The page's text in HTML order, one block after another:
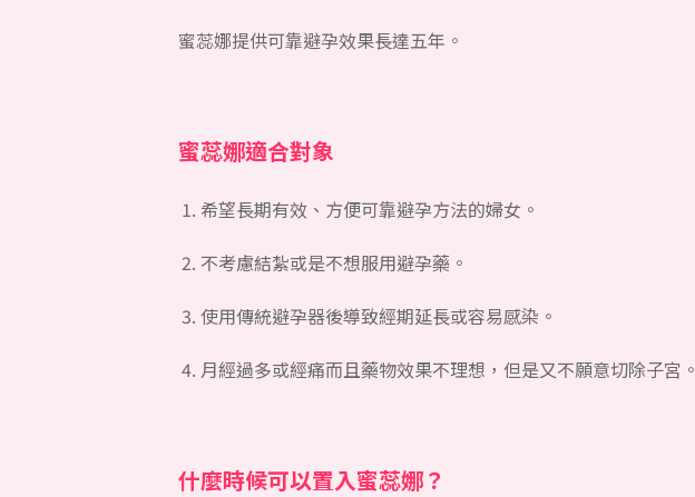
蜜蕊娜提供可靠避孕效果長達五年。
蜜蕊娜適合對象
希望長期有效、方便可靠避孕方法的婦女。
不考慮結紮或是不想服用避孕藥。
使用傳統避孕器後導致經期延長或容易感染。
月經過多或經痛而且藥物效果不理想，但是又不願意切除子宮。
什麼時候可以置入蜜蕊娜？